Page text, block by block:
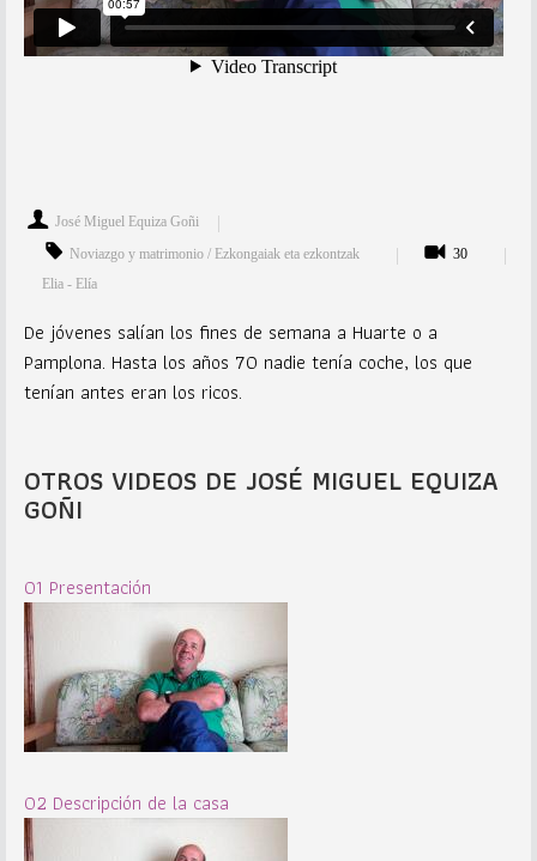
José Miguel Equiza Goñi
Noviazgo y matrimonio / Ezkongaiak eta ezkontzak
30
Elia - Elía
De jóvenes salían los fines de semana a Huarte o a
Pamplona. Hasta los años 70 nadie tenía coche, los que
tenían antes eran los ricos.
OTROS VIDEOS DE JOSÉ MIGUEL EQUIZA
GOÑI
01 Presentación
02 Descripción de la casa